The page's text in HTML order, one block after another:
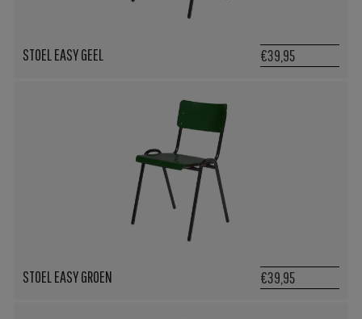
STOEL EASY GEEL €39,95
STOEL EASY GROEN €39,95